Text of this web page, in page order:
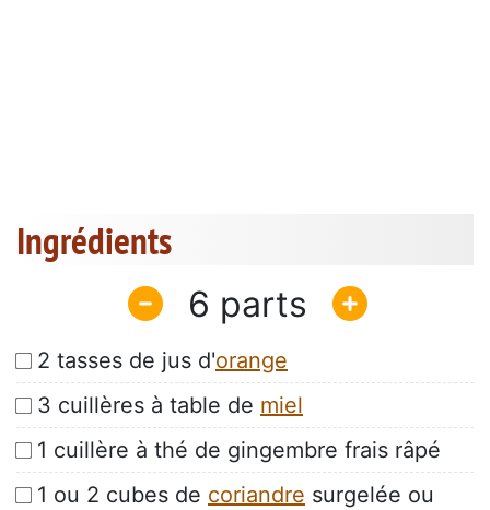
Ingrédients
6
2 tasses de jus d'orange
3 cuillères à table de miel
1 cuillère à thé de gingembre frais râpé
1 ou 2 cubes de coriandre surgelée ou